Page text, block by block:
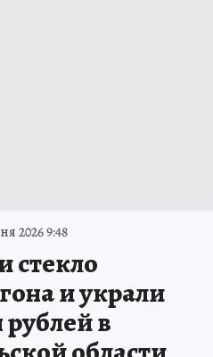
2026 9:48
стекло
и украли
рублей в